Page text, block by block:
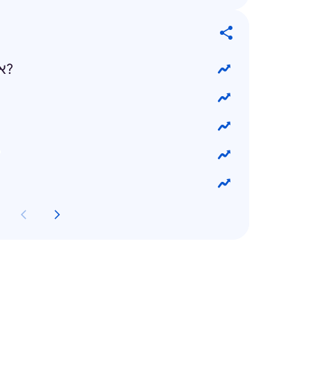
איך מצביעים בבחירות?